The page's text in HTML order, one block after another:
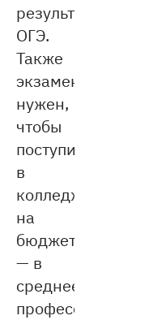
результатом
ОГЭ.
Также
экзамен
нужен,
чтобы
поступить
в
колледж
на
бюджет
— в
среднее
профессиональное